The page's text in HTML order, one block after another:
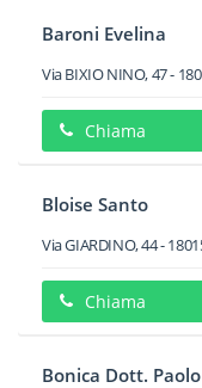
Baroni Evelina
Via BIXIO NINO, 47-
Chiama
Bloise Santo
Via GIARDINO, 44-
Chiama
Bonica Dott. Paolo